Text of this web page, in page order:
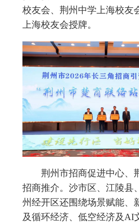
校友会、荆州中学上海校友
上海校友会授牌。
荆州市招商促进中心、
招商推介。沙市区、江陵县
州经开区还围绕场景赋能、
及循环经济、低空经济及AI